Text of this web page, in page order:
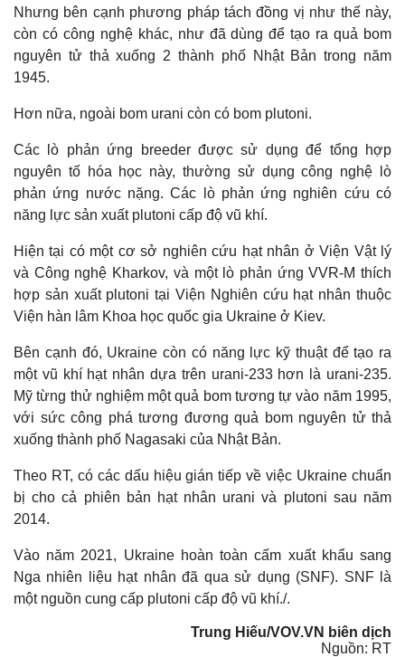
Bất động sản
Khởi nghiệp
Thị trường
Giá vàng
Tiêu dùng
Tỷ giá
Chứng khoán
Giá cà phê
Nhưng bên cạnh phương pháp tách đồng vị như thế này,
còn có công nghệ khác, như đã dùng để tạo ra quả bom
nguyên tử thả xuống 2 thành phố Nhật Bản trong năm
1945.
Hơn nữa, ngoài bom urani còn có bom plutoni.
Các lò phản ứng breeder được sử dụng để tổng hợp
nguyên tố hóa học này, thường sử dụng công nghệ lò
phản ứng nước nặng. Các lò phản ứng nghiên cứu có
năng lực sản xuất plutoni cấp độ vũ khí.
Hiện tại có một cơ sở nghiên cứu hạt nhân ở Viện Vật lý
và Công nghệ Kharkov, và một lò phản ứng VVR-M thích
hợp sản xuất plutoni tại Viện Nghiên cứu hạt nhân thuộc
Viện hàn lâm Khoa học quốc gia Ukraine ở Kiev.
Bên cạnh đó, Ukraine còn có năng lực kỹ thuật để tạo ra
một vũ khí hạt nhân dựa trên urani-233 hơn là urani-235.
Mỹ từng thử nghiệm một quả bom tương tự vào năm 1995,
với sức công phá tương đương quả bom nguyên tử thả
xuống thành phố Nagasaki của Nhật Bản.
Theo RT, có các dấu hiệu gián tiếp về việc Ukraine chuẩn
bị cho cả phiên bản hạt nhân urani và plutoni sau năm
2014.
Vào năm 2021, Ukraine hoàn toàn cấm xuất khẩu sang
Nga nhiên liệu hạt nhân đã qua sử dụng (SNF). SNF là
một nguồn cung cấp plutoni cấp độ vũ khí./.
Trung Hiếu/VOV.VN biên dịch
Nguồn: RT